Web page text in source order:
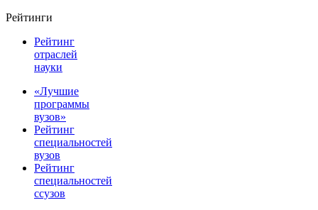
Рейтинги
Рейтинг
отраслей
науки
«Лучшие
программы
вузов»
Рейтинг
специальностей
вузов
Рейтинг
специальностей
ссузов